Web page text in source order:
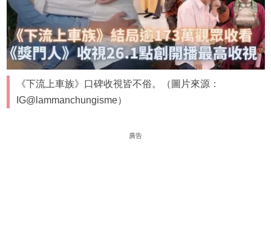
《下流上車族》口碑收視皆不俗。（圖片來源：
IG@lammanchungisme）
廣告